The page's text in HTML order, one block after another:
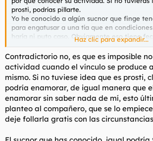
prosti, podrías pillarte.
Yo he conocido a algún sucnor que finge
para engatusar a una tía que en
haría ni puto caso. Obviamente eso tiene
JAJAJA.
Haz clic para expandir...
Contradictorio no, es que es imposible
actividad cuando el vínculo se produce
mismo. Si no tuviese idea que es prosti,
podría enamorar, de igual manera que
enamorar sin saber nada de mí, esto
planteo al compañero, que se lo
deje follarla gratis con las